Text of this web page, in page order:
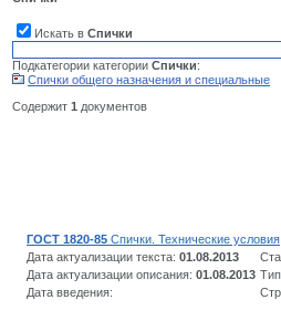
Искать в Спички
Подкатегории категории Спички:
Спички общего назначения и специальные
Содержит 1 документов
ГОСТ 1820-85 Спички. Технические условия
Дата актуализации текста: 01.08.2013
Дата актуализации описания: 01.08.2013
Дата введения: